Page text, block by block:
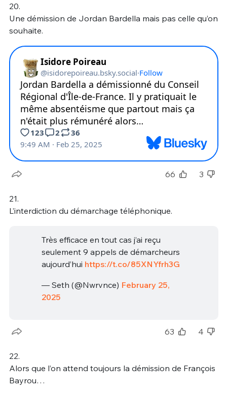
20.
Une démission de Jordan Bardella mais pas celle qu’on
souhaite.
66 3
21.
L’interdiction du démarchage téléphonique.
Très efficace en tout cas j’ai reçu
seulement 9 appels de démarcheurs
aujourd’hui https://t.co/85XNYfrh3G
— Seth (@Nwrvnce) February 25,
2025
63 4
22.
Alors que l’on attend toujours la démission de François
Bayrou…